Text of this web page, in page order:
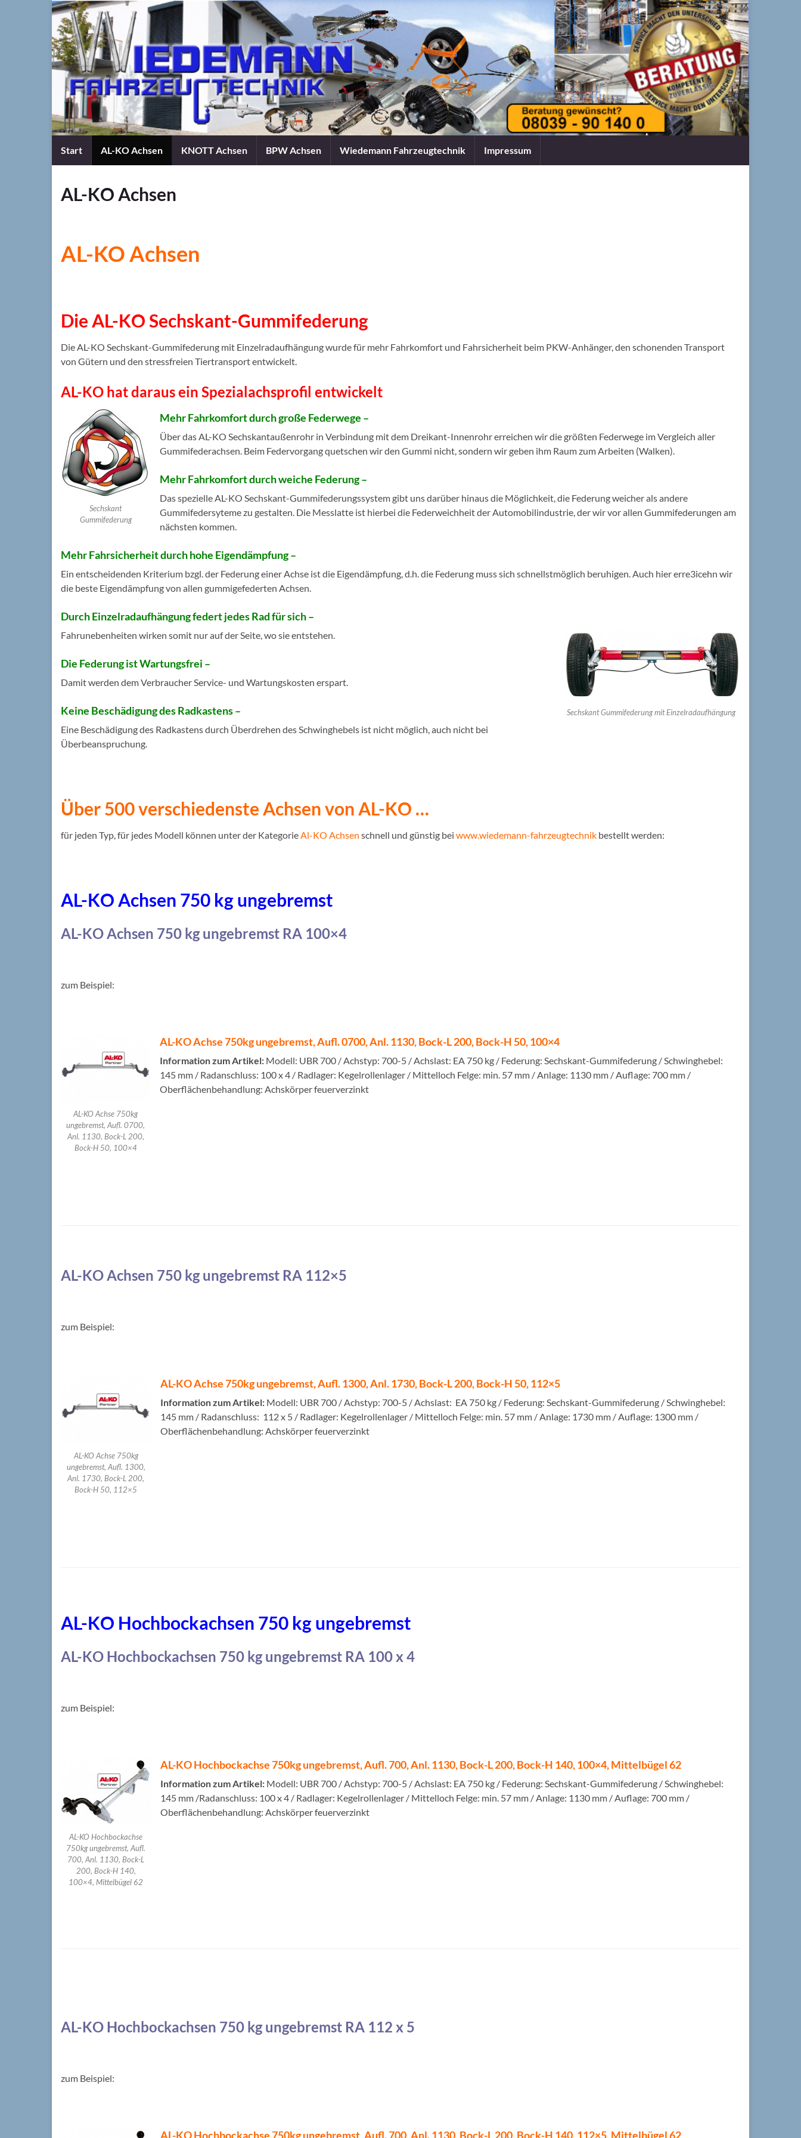
Start AL-KO Achsen KNOTT Achsen BPW Achsen Wiedemann Fahrzeugtechnik Impressum
AL-KO Achsen
AL-KO Achsen
Die AL-KO Sechskant-Gummifederung
Die AL-KO Sechskant-Gummifederung mit Einzelradaufhängung wurde für mehr Fahrkomfort und Fahrsicherheit beim PKW-Anhänger, den schonenden Transport
von Gütern und den stressfreien Tiertransport entwickelt.
AL-KO hat daraus ein Spezialachsprofil entwickelt
Sechskant
Gummifederung
Mehr Fahrkomfort durch große Federwege –
Über das AL-KO Sechskantaußenrohr in Verbindung mit dem Dreikant-Innenrohr erreichen wir die größten Federwege im Vergleich aller
Gummifederachsen. Beim Federvorgang quetschen wir den Gummi nicht, sondern wir geben ihm Raum zum Arbeiten (Walken).
Mehr Fahrkomfort durch weiche Federung –
Das spezielle AL-KO Sechskant-Gummifederungssystem gibt uns darüber hinaus die Möglichkeit, die Federung weicher als andere
Gummifedersyteme zu gestalten. Die Messlatte ist hierbei die Federweichheit der Automobilindustrie, der wir vor allen Gummifederungen am
nächsten kommen.
Mehr Fahrsicherheit durch hohe Eigendämpfung –
Ein entscheidenden Kriterium bzgl. der Federung einer Achse ist die Eigendämpfung, d.h. die Federung muss sich schnellstmöglich beruhigen. Auch hier erre3icehn wir
die beste Eigendämpfung von allen gummigefederten Achsen.
Durch Einzelradaufhängung federt jedes Rad für sich –
Sechskant Gummifederung mit Einzelradaufhängung
Fahrunebenheiten wirken somit nur auf der Seite, wo sie entstehen.
Die Federung ist Wartungsfrei –
Damit werden dem Verbraucher Service- und Wartungskosten erspart.
Keine Beschädigung des Radkastens –
Eine Beschädigung des Radkastens durch Überdrehen des Schwinghebels ist nicht möglich, auch nicht bei
Überbeanspruchung.
Über 500 verschiedenste Achsen von AL-KO …
für jeden Typ, für jedes Modell können unter der Kategorie Al-KO Achsen schnell und günstig bei www.wiedemann-fahrzeugtechnik bestellt werden:
AL-KO Achsen 750 kg ungebremst
AL-KO Achsen 750 kg ungebremst RA 100×4
zum Beispiel:
AL-KO Achse 750kg
ungebremst, Aufl. 0700,
Anl. 1130, Bock-L 200,
Bock-H 50, 100×4
AL-KO Achse 750kg ungebremst, Aufl. 0700, Anl. 1130, Bock-L 200, Bock-H 50, 100×4
Information zum Artikel: Modell: UBR 700 / Achstyp: 700-5 / Achslast: EA 750 kg / Federung: Sechskant-Gummifederung / Schwinghebel:
145 mm / Radanschluss: 100 x 4 / Radlager: Kegelrollenlager / Mittelloch Felge: min. 57 mm / Anlage: 1130 mm / Auflage: 700 mm /
Oberflächenbehandlung: Achskörper feuerverzinkt
AL-KO Achsen 750 kg ungebremst RA 112×5
zum Beispiel:
AL-KO Achse 750kg
ungebremst, Aufl. 1300,
Anl. 1730, Bock-L 200,
Bock-H 50, 112×5
AL-KO Achse 750kg ungebremst, Aufl. 1300, Anl. 1730, Bock-L 200, Bock-H 50, 112×5
Information zum Artikel: Modell: UBR 700 / Achstyp: 700-5 / Achslast: EA 750 kg / Federung: Sechskant-Gummifederung / Schwinghebel:
145 mm / Radanschluss: 112 x 5 / Radlager: Kegelrollenlager / Mittelloch Felge: min. 57 mm / Anlage: 1730 mm / Auflage: 1300 mm /
Oberflächenbehandlung: Achskörper feuerverzinkt
AL-KO Hochbockachsen 750 kg ungebremst
AL-KO Hochbockachsen 750 kg ungebremst RA 100 x 4
zum Beispiel:
AL-KO Hochbockachse
750kg ungebremst, Aufl.
700, Anl. 1130, Bock-L
200, Bock-H 140,
100×4, Mittelbügel 62
AL-KO Hochbockachse 750kg ungebremst, Aufl. 700, Anl. 1130, Bock-L 200, Bock-H 140, 100×4, Mittelbügel 62
Information zum Artikel: Modell: UBR 700 / Achstyp: 700-5 / Achslast: EA 750 kg / Federung: Sechskant-Gummifederung / Schwinghebel:
145 mm /Radanschluss: 100 x 4 / Radlager: Kegelrollenlager / Mittelloch Felge: min. 57 mm / Anlage: 1130 mm / Auflage: 700 mm /
Oberflächenbehandlung: Achskörper feuerverzinkt
AL-KO Hochbockachsen 750 kg ungebremst RA 112 x 5
zum Beispiel:
AL-KO Hochbockachse 750kg ungebremst, Aufl. 700, Anl. 1130, Bock-L 200, Bock-H 140, 112×5, Mittelbügel 62